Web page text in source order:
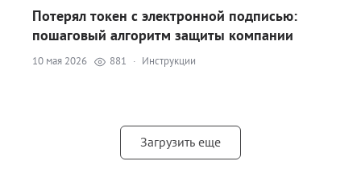
Потерял токен с электронной подписью:
пошаговый алгоритм защиты компании
10 мая 2026 881 · Инструкции
Загрузить еще